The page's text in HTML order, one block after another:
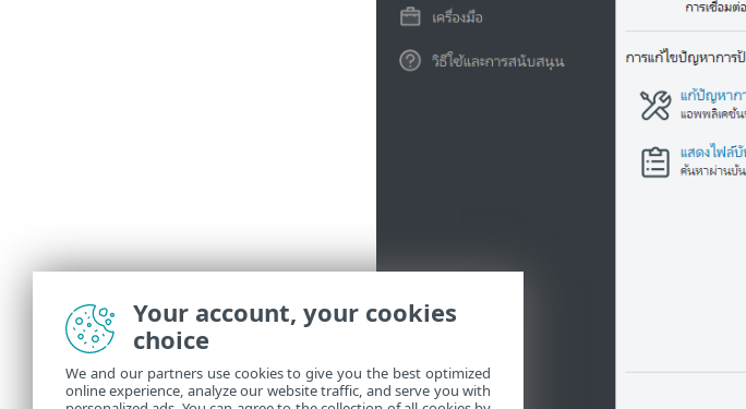
Your account, your cookies
choice
We and our partners use cookies to give you the best optimized
online experience, analyze our website traffic, and serve you with